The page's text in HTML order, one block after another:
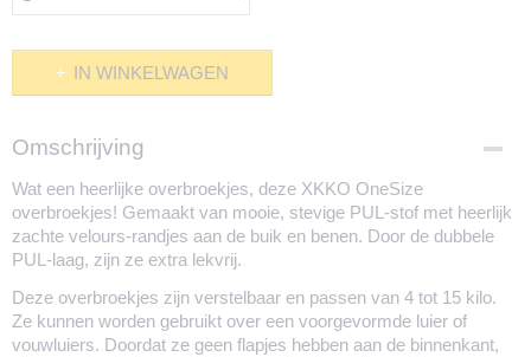
IN WINKELWAGEN
Omschrijving
Wat een heerlijke overbroekjes, deze XKKO OneSize
overbroekjes! Gemaakt van mooie, stevige PUL-stof met heerlijk
zachte velours-randjes aan de buik en benen. Door de dubbele
PUL-laag, zijn ze extra lekvrij.
Deze overbroekjes zijn verstelbaar en passen van 4 tot 15 kilo.
Ze kunnen worden gebruikt over een voorgevormde luier of
vouwluiers. Doordat ze geen flapjes hebben aan de binnenkant,